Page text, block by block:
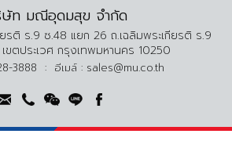
ท มณีอุดมสุข จำกัด
รติ ร.9 ซ.48 แยก 26 ถ.เฉลิมพระเกียรติ ร.9
ขตประเวศ กรุงเทพมหานคร 10250
3888 : อีเมล์ : sales@mu.co.th